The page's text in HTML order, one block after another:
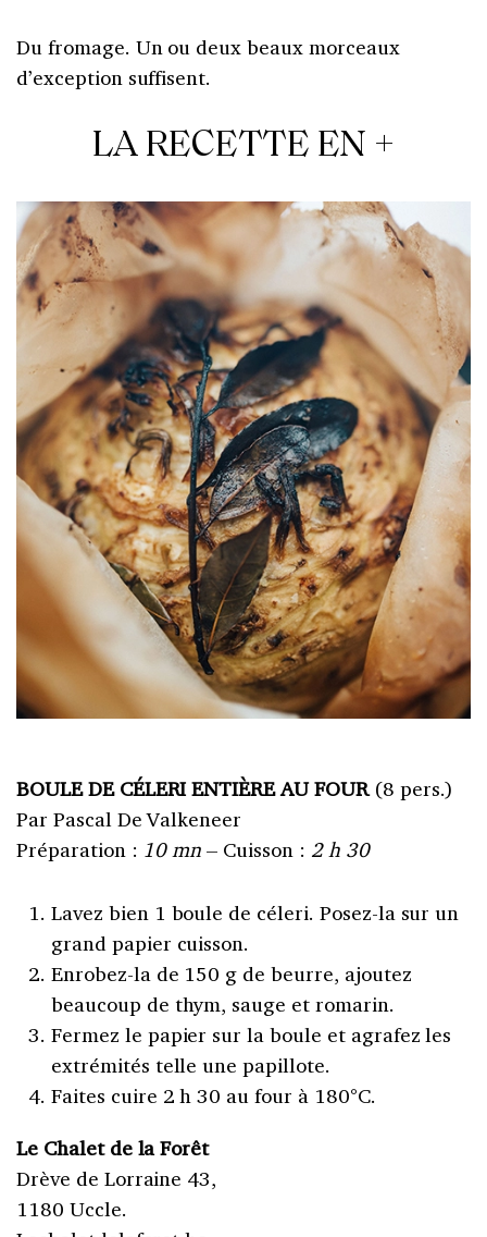
Du fromage. Un ou deux beaux morceaux
d’exception suffisent.
LA RECETTE EN +
BOULE DE CÉLERI ENTIÈRE AU FOUR(8 pers.)
Par Pascal De Valkeneer
Préparation : 10 mn – Cuisson : 2 h 30
Lavez bien 1 boule de céleri. Posez-la sur un
grand papier cuisson.
Enrobez-la de 150 g de beurre, ajoutez
beaucoup de thym, sauge et romarin.
Fermez le papier sur la boule et agrafez les
extrémités telle une papillote.
Faites cuire 2 h 30 au four à 180°C.
Le Chalet de la Forêt
Drève de Lorraine 43,
1180 Uccle.